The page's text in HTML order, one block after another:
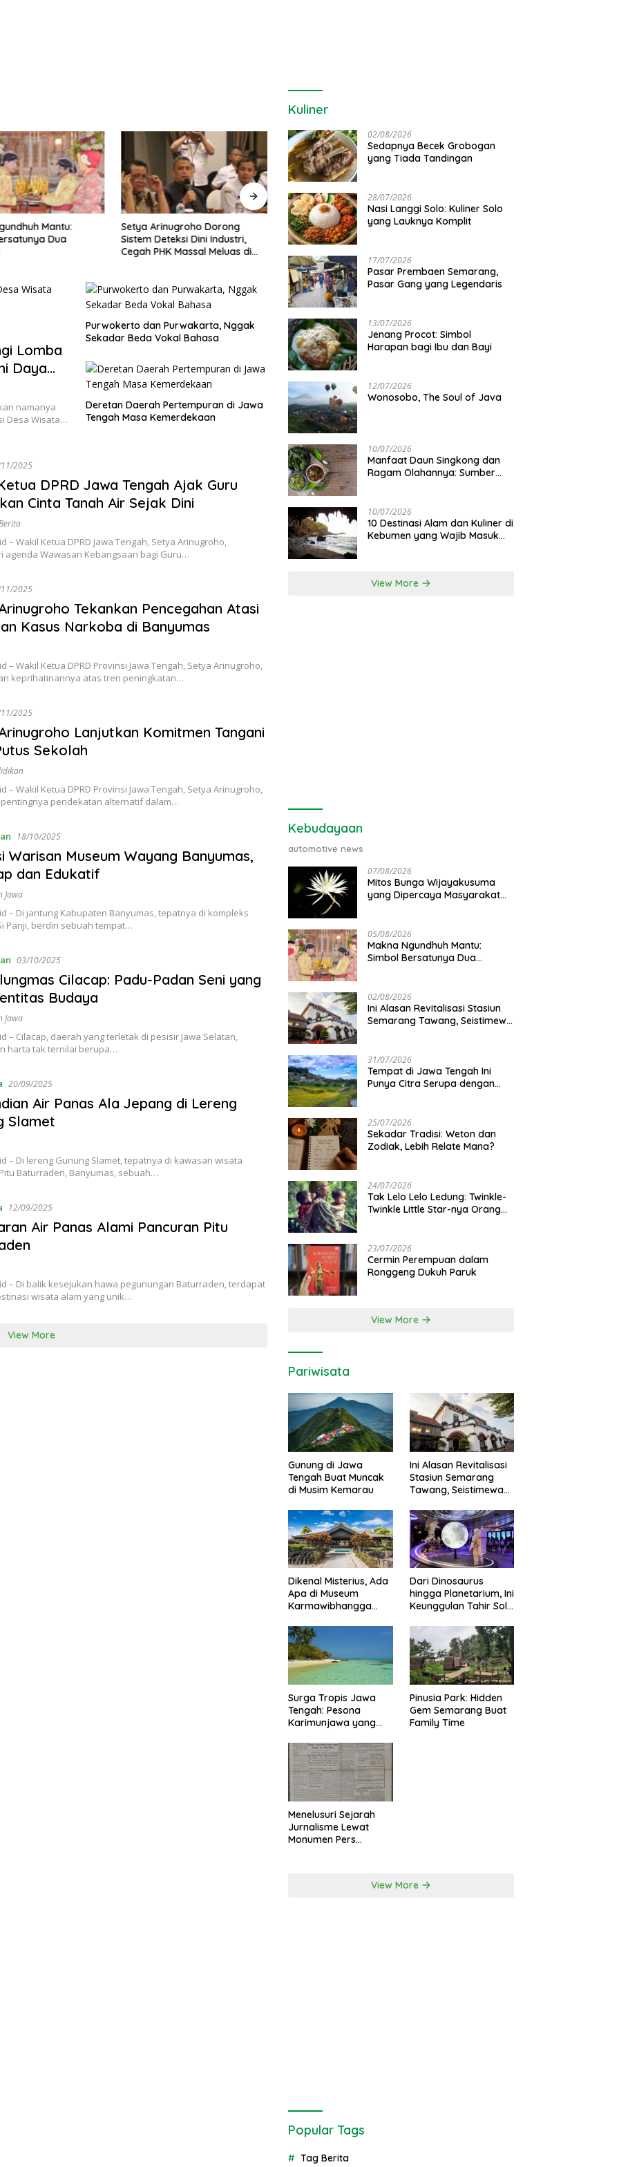
Mantu:
Dua
Setya Arinugroho Dorong
Sistem Deteksi Dini Industri,
Cegah PHK Massal Meluas di
Berdayakan Warga Brebes,
Sururul Fuad Berharap
Ekonomi Desa
Sejarah Kawasan Candi Baru
Lomba
Daya
namanya
Desa Wisata…
Purwokerto dan Purwakarta, Nggak
Sekadar Beda Vokal Bahasa
Deretan Daerah Pertempuran di Jawa
Tengah Masa Kemerdekaan
2025
DPRD Jawa Tengah Ajak Guru
Cinta Tanah Air Sejak Dini
– Wakil Ketua DPRD Jawa Tengah, Setya Arinugroho,
agenda Wawasan Kebangsaan bagi Guru…
2025
Tekankan Pencegahan Atasi
Kasus Narkoba di Banyumas
– Wakil Ketua DPRD Provinsi Jawa Tengah, Setya Arinugroho,
keprihatinannya atas tren peningkatan…
2025
Lanjutkan Komitmen Tangani
Sekolah
– Wakil Ketua DPRD Provinsi Jawa Tengah, Setya Arinugroho,
pendekatan alternatif dalam…
18/10/2025
Warisan Museum Wayang Banyumas,
dan Edukatif
Jawa
– Di jantung Kabupaten Banyumas, tepatnya di kompleks
Panji, berdiri sebuah tempat…
03/10/2025
Cilacap: Padu-Padan Seni yang
Budaya
Jawa
– Cilacap, daerah yang terletak di pesisir Jawa Selatan,
harta tak ternilai berupa…
20/09/2025
Air Panas Ala Jepang di Lereng
Slamet
– Di lereng Gunung Slamet, tepatnya di kawasan wisata
Baturraden, Banyumas, sebuah…
12/09/2025
Air Panas Alami Pancuran Pitu
– Di balik kesejukan hawa pegunungan Baturraden, terdapat
wisata alam yang unik…
View More
Kuliner
02/08/2026
Sedapnya Becek Grobogan
yang Tiada Tandingan
28/07/2026
Nasi Langgi Solo: Kuliner Solo
yang Lauknya Komplit
17/07/2026
Pasar Prembaen Semarang,
Pasar Gang yang Legendaris
13/07/2026
Jenang Procot: Simbol
Harapan bagi Ibu dan Bayi
12/07/2026
Wonosobo, The Soul of Java
10/07/2026
Manfaat Daun Singkong dan
Ragam Olahannya: Sumber
10/07/2026
10 Destinasi Alam dan Kuliner di
Kebumen yang Wajib Masuk
View More
Kebudayaan
automotive news
07/08/2026
Mitos Bunga Wijayakusuma
yang Dipercaya Masyarakat
05/08/2026
Makna Ngundhuh Mantu:
Simbol Bersatunya Dua
02/08/2026
Ini Alasan Revitalisasi Stasiun
Semarang Tawang, Seistimewa
31/07/2026
Tempat di Jawa Tengah Ini
Punya Citra Serupa dengan
25/07/2026
Sekadar Tradisi: Weton dan
Zodiak, Lebih Relate Mana?
24/07/2026
Tak Lelo Lelo Ledung: Twinkle-
Twinkle Little Star-nya Orang
23/07/2026
Cermin Perempuan dalam
Ronggeng Dukuh Paruk
View More
Pariwisata
Gunung di Jawa
Tengah Buat Muncak
di Musim Kemarau
Ini Alasan Revitalisasi
Stasiun Semarang
Tawang, Seistimewa
Dikenal Misterius, Ada
Apa di Museum
Karmawibhangga
Dari Dinosaurus
hingga Planetarium, Ini
Keunggulan Tahir Solo
Surga Tropis Jawa
Tengah: Pesona
Karimunjawa yang
Pinusia Park: Hidden
Gem Semarang Buat
Family Time
Menelusuri Sejarah
Jurnalisme Lewat
Monumen Pers
View More
Popular Tags
Tag Berita